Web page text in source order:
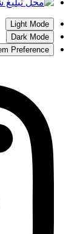
Light Mode
Dark Mode
Preference